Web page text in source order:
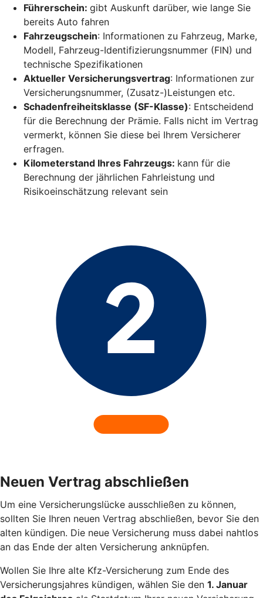
Führerschein: gibt Auskunft darüber, wie lange Sie
bereits Auto fahren
Fahrzeugschein: Informationen zu Fahrzeug, Marke,
Modell, Fahrzeug-Identifizierungsnummer (FIN) und
technische Spezifikationen
Aktueller Versicherungsvertrag: Informationen zur
Versicherungsnummer, (Zusatz-)Leistungen etc.
Schadenfreiheitsklasse (SF-Klasse): Entscheidend
für die Berechnung der Prämie. Falls nicht im Vertrag
vermerkt, können Sie diese bei Ihrem Versicherer
erfragen.
Kilometerstand Ihres Fahrzeugs: kann für die
Berechnung der jährlichen Fahrleistung und
Risikoeinschätzung relevant sein
Neuen Vertrag abschließen
Um eine Versicherungslücke ausschließen zu können,
sollten Sie Ihren neuen Vertrag abschließen, bevor Sie den
alten kündigen. Die neue Versicherung muss dabei nahtlos
an das Ende der alten Versicherung anknüpfen.
Wollen Sie Ihre alte Kfz-Versicherung zum Ende des
Versicherungsjahres kündigen, wählen Sie den 1. Januar